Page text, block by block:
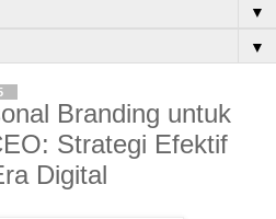
▼
▼
Branding untuk
Strategi Efektif
Digital